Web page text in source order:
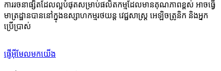
ការរចនាផ្សិតដែលល្អបំផុតសម្រាប់ផលិតកម្មដែលមានគុណភាពខ្ពស់ អាចធ្វើ
មាត្រដ្ឋានបាននៅក្នុងឧស្សាហកម្មរថយន្ត វេជ្ជសាស្ត្រ អេឡិចត្រូនិក និងអ្នក
ប្រើប្រាស់
ផ្ញើអ៊ីមែលមកយើង